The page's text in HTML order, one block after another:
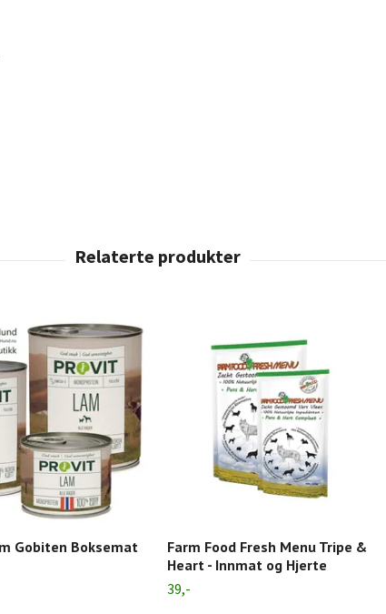
Gobiten Boksemat
Farm Food Fresh Menu Tripe &
Heart - Innmat og Hjerte
39,-